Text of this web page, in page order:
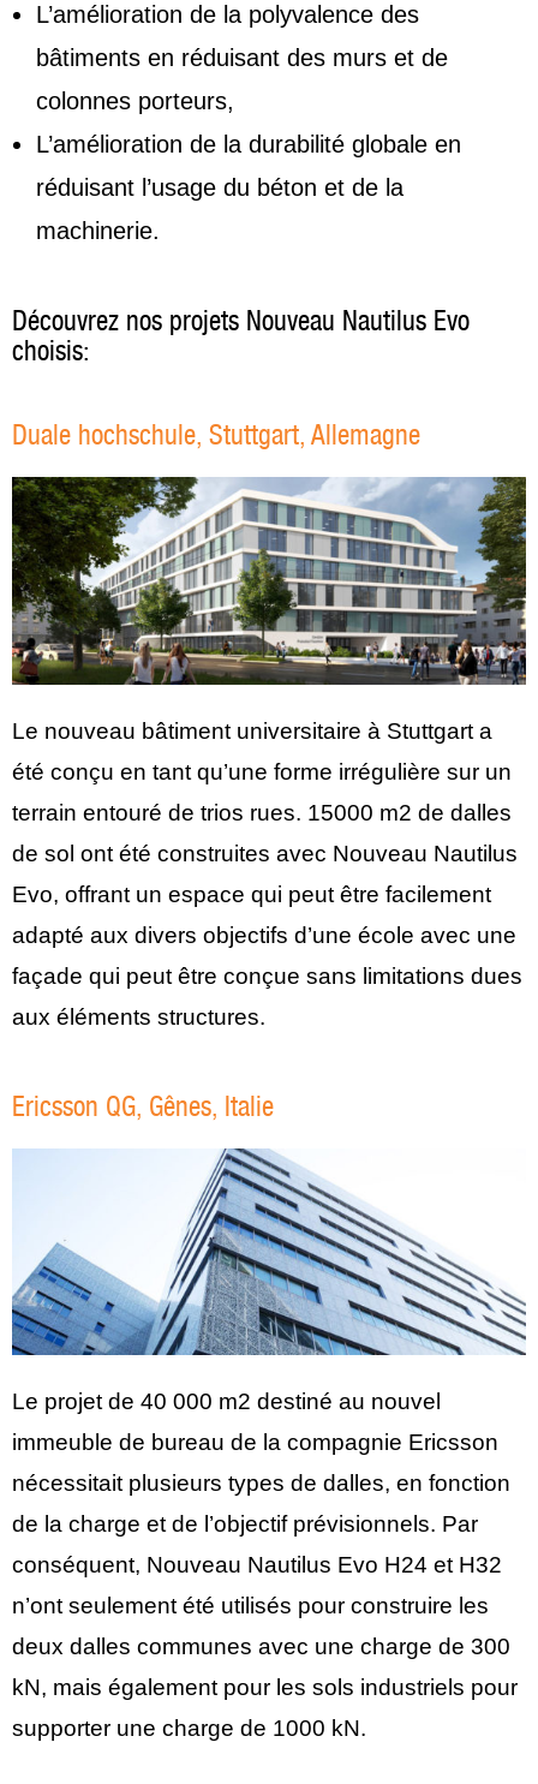
L’amélioration de la polyvalence des
bâtiments en réduisant des murs et de
colonnes porteurs,
L’amélioration de la durabilité globale en
réduisant l’usage du béton et de la
machinerie.
Découvrez nos projets Nouveau Nautilus Evo
choisis:
Duale hochschule, Stuttgart, Allemagne
Le nouveau bâtiment universitaire à Stuttgart a
été conçu en tant qu’une forme irrégulière sur un
terrain entouré de trios rues. 15000 m2 de dalles
de sol ont été construites avec Nouveau Nautilus
Evo, offrant un espace qui peut être facilement
adapté aux divers objectifs d’une école avec une
façade qui peut être conçue sans limitations dues
aux éléments structures.
Ericsson QG, Gênes, Italie
Le projet de 40 000 m2 destiné au nouvel
immeuble de bureau de la compagnie Ericsson
nécessitait plusieurs types de dalles, en fonction
de la charge et de l’objectif prévisionnels. Par
conséquent, Nouveau Nautilus Evo H24 et H32
n’ont seulement été utilisés pour construire les
deux dalles communes avec une charge de 300
kN, mais également pour les sols industriels pour
supporter une charge de 1000 kN.